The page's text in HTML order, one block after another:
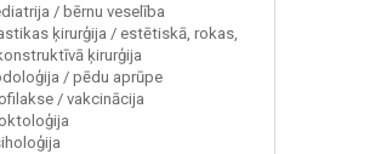
/ bērnu veselība
ķirurģija / estētiskā, rokas,
ķirurģija
/ pēdu aprūpe
/ vakcinācija